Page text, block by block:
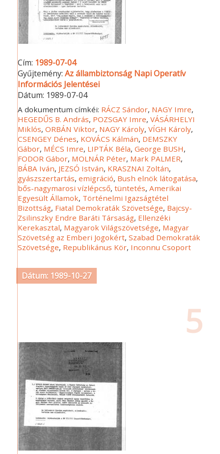
Cím: 1989-07-04
Gyűjtemény:Az állambiztonság Napi Operatív
Információs Jelentései
Dátum: 1989-07-04
A dokumentum címkéi: RÁCZ Sándor, NAGY Imre,
HEGEDŰS B. András, POZSGAY Imre,VÁSÁRHELYI
Miklós,ORBÁN Viktor, NAGY Károly,VÍGH Károly,
CSENGEY Dénes, KOVÁCS Kálmán, DEMSZKY
Gábor, MÉCS Imre, LIPTÁK Béla,George BUSH,
FODOR Gábor, MOLNÁR Péter, Mark PALMER,
BÁBA Iván, JEZSÓ István, KRASZNAI Zoltán,
gyászszertartás,emigráció, Bush elnök látogatása,
bős-nagymarosi vízlépcső,tüntetés,Amerikai
Egyesült Államok, Történelmi Igazságtétel
Bizottság, Fiatal Demokraták Szövetsége, Bajcsy-
Zsilinszky Endre Baráti Társaság, Ellenzéki
Kerekasztal, Magyarok Világszövetsége, Magyar
Szövetség az Emberi Jogokért,Szabad Demokraták
Szövetsége, Republikánus Kör, Inconnu Csoport
Dátum: 1989-10-27
5